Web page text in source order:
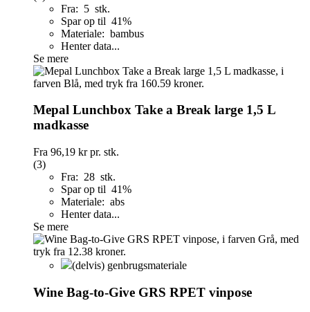
Fra: 5 stk.
Spar op til 41%
Materiale: bambus
Henter data...
Se mere
Mepal Lunchbox Take a Break large 1,5 L
madkasse
Fra 96,19 krpr. stk.
(3)
Fra: 28 stk.
Spar op til 41%
Materiale: abs
Henter data...
Se mere
(delvis) genbrugsmateriale
Wine Bag-to-Give GRS RPET vinpose